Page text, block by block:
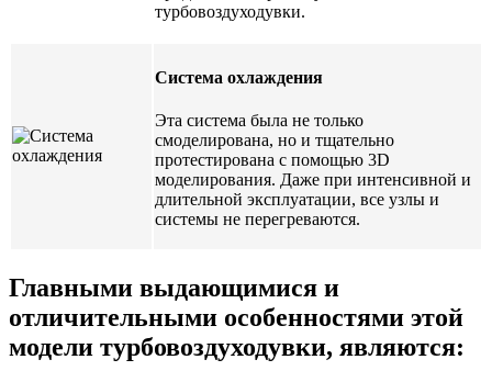
турбовоздуходувки.
Система охлаждения
Эта система была не только
смоделирована, но и тщательно
протестирована с помощью 3D
моделирования. Даже при интенсивной и
длительной эксплуатации, все узлы и
системы не перегреваются.
Главными выдающимися и
отличительными особенностями этой
модели турбовоздуходувки, являются: